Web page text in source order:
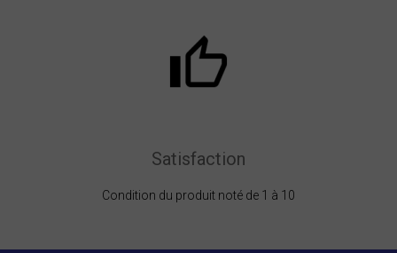
Satisfaction
Condition du produit noté de 1 à 10